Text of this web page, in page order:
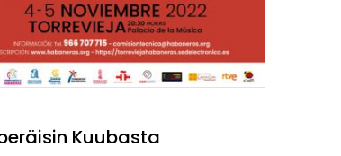
Kuubasta